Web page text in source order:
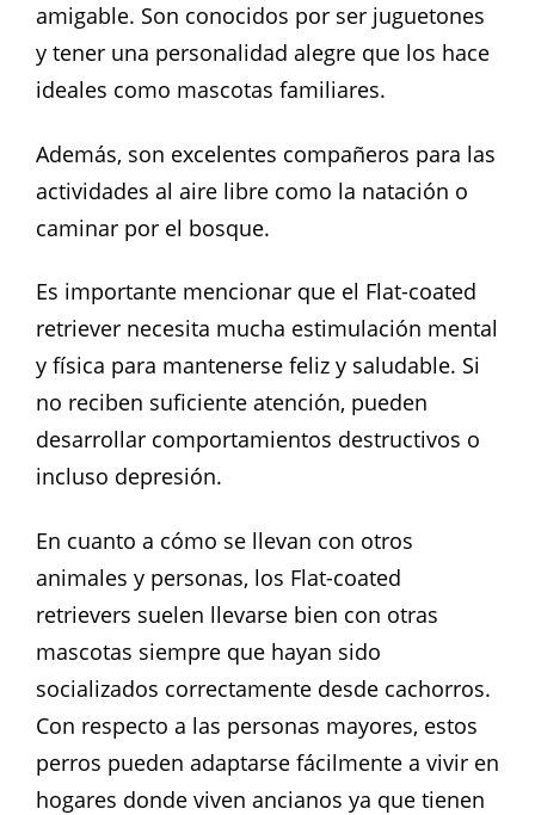
amigable. Son conocidos por ser juguetones
y tener una personalidad alegre que los hace
ideales como mascotas familiares.
Además, son excelentes compañeros para las
actividades al aire libre como la natación o
caminar por el bosque.
Es importante mencionar que el Flat-coated
retriever necesita mucha estimulación mental
y física para mantenerse feliz y saludable. Si
no reciben suficiente atención, pueden
desarrollar comportamientos destructivos o
incluso depresión.
En cuanto a cómo se llevan con otros
animales y personas, los Flat-coated
retrievers suelen llevarse bien con otras
mascotas siempre que hayan sido
socializados correctamente desde cachorros.
Con respecto a las personas mayores, estos
perros pueden adaptarse fácilmente a vivir en
hogares donde viven ancianos ya que tienen